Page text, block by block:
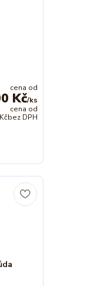
cena od
Kč/ks
cena od
bez DPH